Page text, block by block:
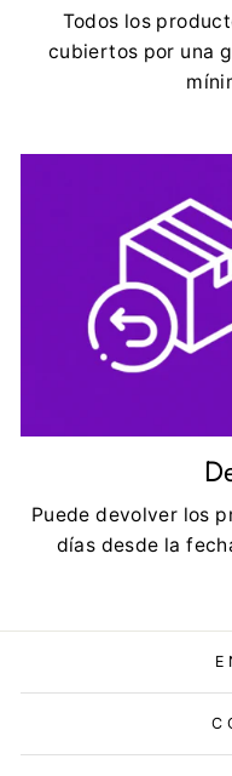
Todos los
cubiertos por una
Puede devolver los
días desde la